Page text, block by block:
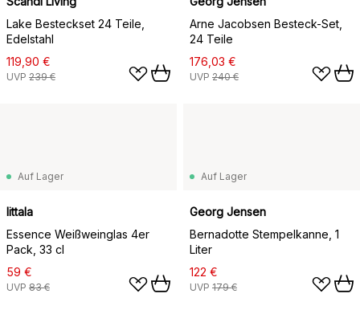
Lake Besteckset 24 Teile,
Edelstahl
119,90 €
UVP 239 €
Arne Jacobsen Besteck-Set,
24 Teile
176,03 €
UVP 240 €
Auf Lager
Iittala
Essence Weißweinglas 4er
Pack, 33 cl
59 €
UVP 83 €
Auf Lager
Georg Jensen
Bernadotte Stempelkanne, 1
Liter
122 €
UVP 179 €